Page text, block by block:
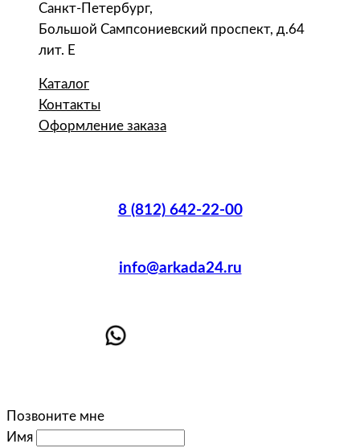
Санкт-Петербург,
Большой Сампсониевский проспект, д.64
лит. Е
Каталог
Контакты
Оформление заказа
8 (812) 642-22-00
info@arkada24.ru
Позвоните мне
Имя